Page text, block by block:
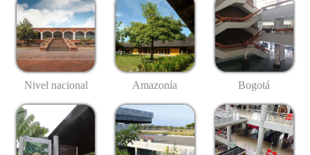
Nivel nacional Amazonía Bogotá